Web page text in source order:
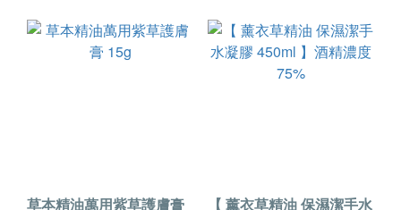
草本精油萬用紫草護膚膏 【 薰衣草精油 保濕潔手水